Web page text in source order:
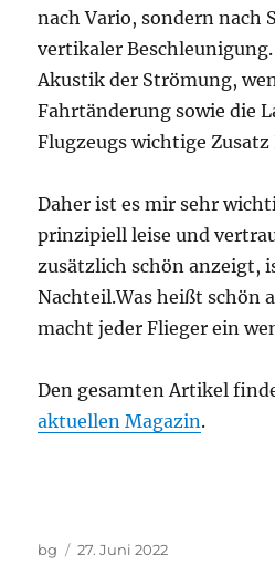
nach Vario, sondern nach
vertikaler
Akustik der Strömung,
Fahrtänderung sowie die
Flugzeugs wichtige
Daher ist es mir sehr
prinzipiell leise und
zusätzlich schön anzeigt,
Nachteil.Was heißt schön
macht jeder Flieger ein
Den gesamten Artikel
aktuellen Magazin.
Autor
bg
Veröffentlicht
27. Juni 2022